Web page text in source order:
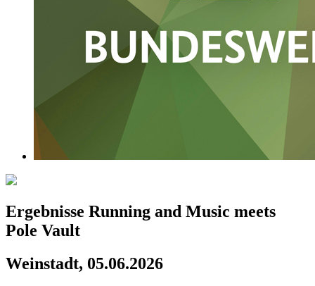
Ergebnisse Running and Music meets
Pole Vault
Weinstadt, 05.06.2026